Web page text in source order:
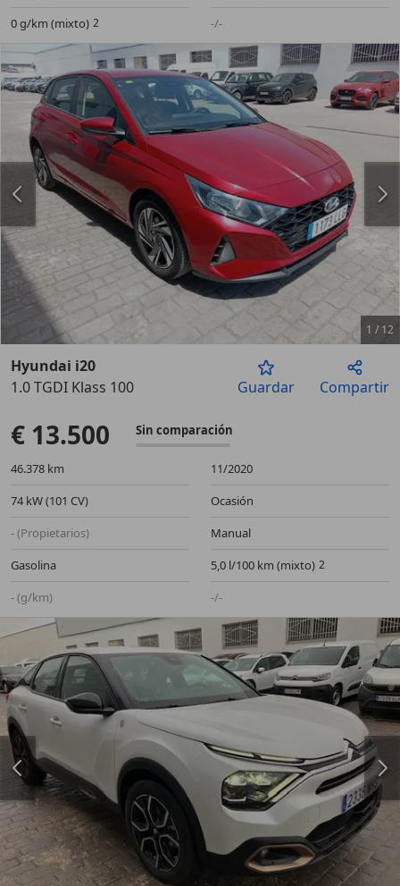
0 g/km (mixto)
-/-
Anterior
1 / 12
Hyundai i20
1.0 TGDI Klass 100
Guardar Compartir
€ 13.500 Sin comparación
46.378 km
11/2020
74 kW (101 CV)
Ocasión
- (Propietarios)
Manual
Gasolina
5,0 l/100 km (mixto)
- (g/km)
-/-